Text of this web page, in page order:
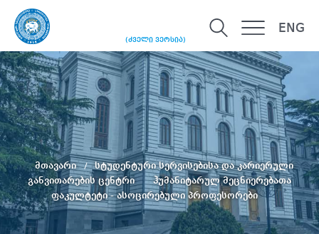
(ძველი ვერსია)
ENG
მთავარი
სტუდენტური სერვისებისა და კარიერული
განვითარების ცენტრი
ჰუმანიტარულ მეცნიერებათა
ფაკულტეტი - ასოცირებული პროფესორები